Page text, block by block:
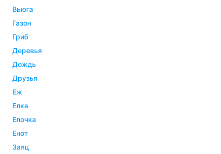
вьюга
газон
гриб
деревья
дождь
друзья
еж
елка
елочка
енот
заяц